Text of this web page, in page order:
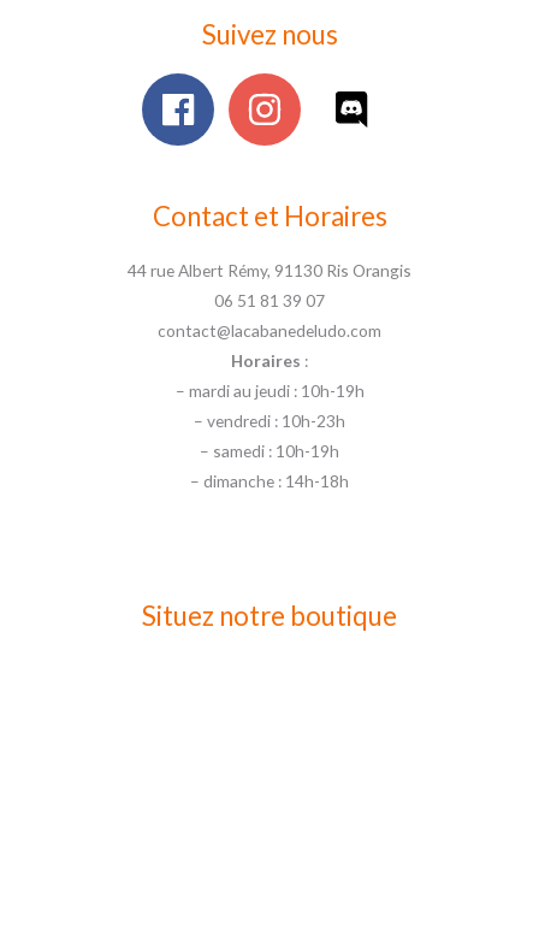
Suivez nous
Contact et Horaires
44 rue Albert Rémy, 91130 Ris Orangis
06 51 81 39 07
contact@lacabanedeludo.com
Horaires :
– mardi au jeudi : 10h-19h
– vendredi : 10h-23h
– samedi : 10h-19h
– dimanche : 14h-18h
Situez notre boutique